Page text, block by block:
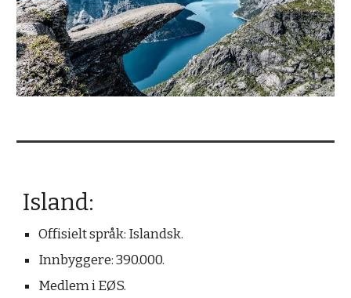
Island:
Offisielt språk: Islandsk.
Innbyggere: 390.000.
Medlem i EØS.